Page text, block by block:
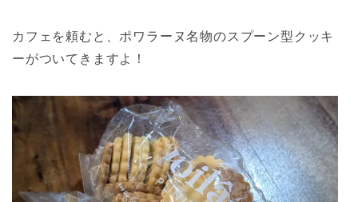
カフェを頼むと、ポワラーヌ名物のスプーン型クッキ
ーがついてきますよ！
ホーム
【最新版】パリ治安情報